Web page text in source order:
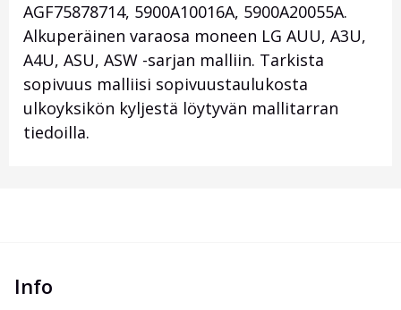
AGF75878714, 5900A10016A, 5900A20055A.
Alkuperäinen varaosa moneen LG AUU, A3U,
A4U, ASU, ASW -sarjan malliin. Tarkista
sopivuus malliisi sopivuustaulukosta
ulkoyksikön kyljestä löytyvän mallitarran
tiedoilla.
Info